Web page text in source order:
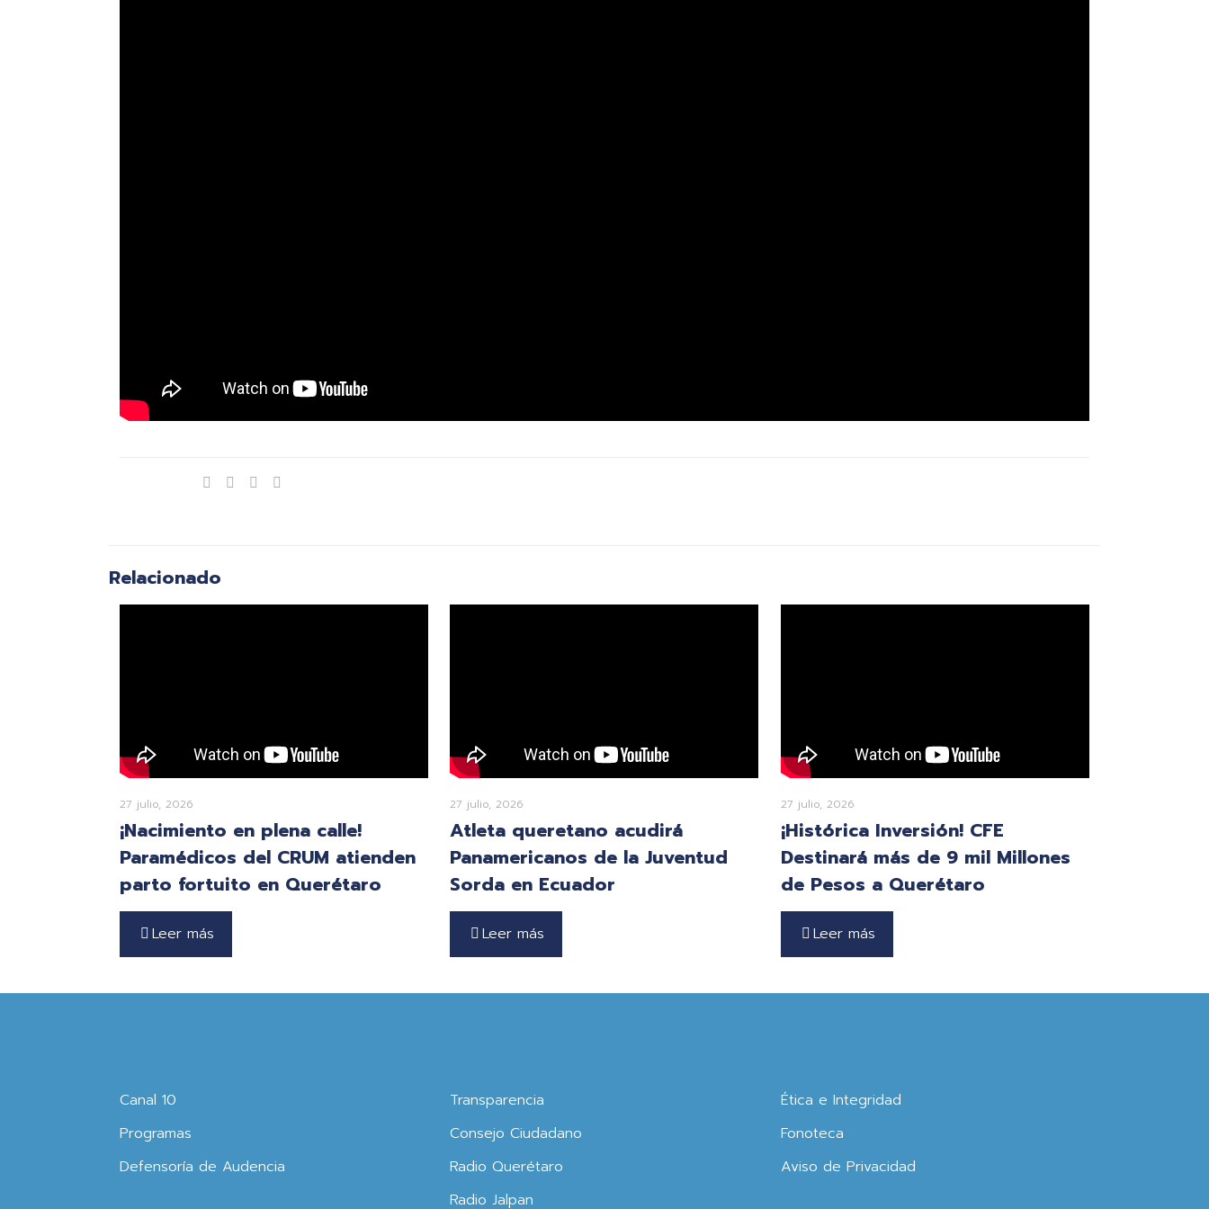
Relacionado
27 julio, 2026
¡Nacimiento en plena calle!
Paramédicos del CRUM atienden
parto fortuito en Querétaro
Leer más
27 julio, 2026
Atleta queretano acudirá
Panamericanos de la Juventud
Sorda en Ecuador
Leer más
27 julio, 2026
¡Histórica Inversión! CFE
Destinará más de 9 mil Millones
de Pesos a Querétaro
Leer más
Canal 10
Programas
Defensoría de Audencia
Transparencia
Consejo Ciudadano
Radio Querétaro
Radio Jalpan
Ética e Integridad
Fonoteca
Aviso de Privacidad